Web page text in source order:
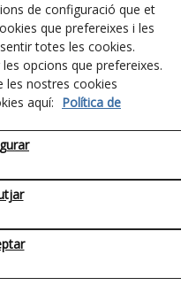
de configuració que et
que prefereixes i les
totes les cookies.
opcions que prefereixes.
les nostres cookies
aquí: Política de